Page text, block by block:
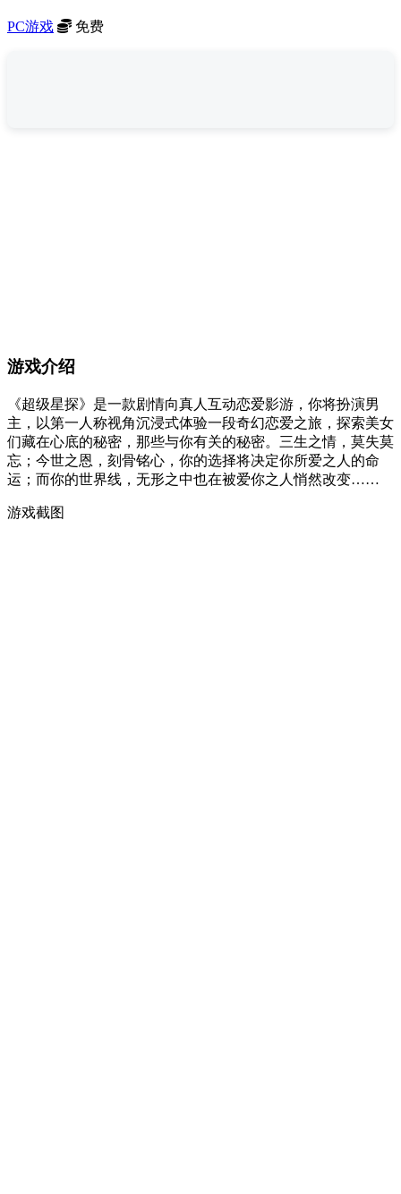
PC游戏 免费
游戏介绍
《超级星探》是一款剧情向真人互动恋爱影游，你将扮演男
主，以第一人称视角沉浸式体验一段奇幻恋爱之旅，探索美女
们藏在心底的秘密，那些与你有关的秘密。三生之情，莫失莫
忘；今世之恩，刻骨铭心，你的选择将决定你所爱之人的命
运；而你的世界线，无形之中也在被爱你之人悄然改变……
游戏截图